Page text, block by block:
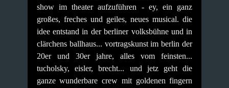
show im theater aufzuführen - ey, ein ganz
großes, freches und geiles, neues musical.die
idee entstand in der berliner volksbühne und in
clärchens ballhaus... vortragskunst im berlin der
20er und 30er jahre, alles vom feinsten...
tucholsky, eisler, brecht... und jetz geht die
ganze wunderbare crew mit goldenen fingern